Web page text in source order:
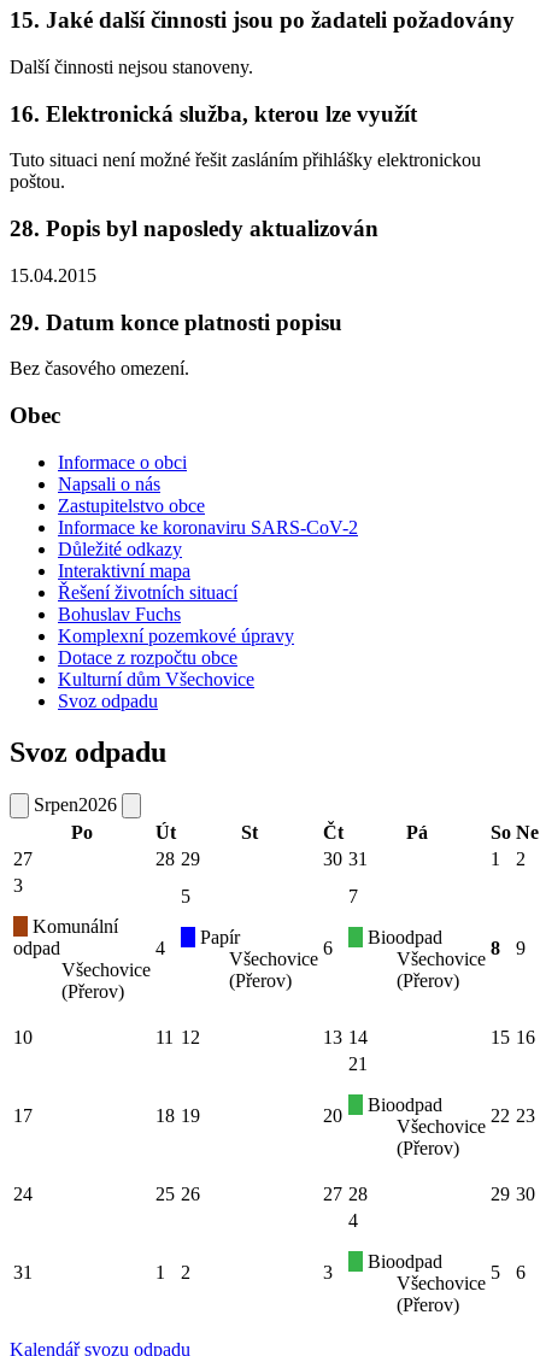
15. Jaké další činnosti jsou po žadateli požadovány
Další činnosti nejsou stanoveny.
16. Elektronická služba, kterou lze využít
Tuto situaci není možné řešit zasláním přihlášky elektronickou
poštou.
28. Popis byl naposledy aktualizován
15.04.2015
29. Datum konce platnosti popisu
Bez časového omezení.
Obec
Informace o obci
Napsali o nás
Zastupitelstvo obce
Informace ke koronaviru SARS-CoV-2
Důležité odkazy
Interaktivní mapa
Řešení životních situací
Bohuslav Fuchs
Komplexní pozemkové úpravy
Dotace z rozpočtu obce
Kulturní dům Všechovice
Svoz odpadu
Svoz odpadu
Srpen2026
Po
Út St Čt Pá So Ne
27
28 29 30 31 1
2
3
Komunální
odpad
Všechovice
(Přerov)
4
5
Papír
Všechovice
(Přerov)
6
7
Bioodpad
Všechovice
(Přerov)
8 9
10 11 12 13 14 15 16
17 18 19 20
21
Bioodpad
Všechovice
(Přerov)
22 23
24 25 26 27 28 29 30
31 1 2 3
4
Bioodpad
Všechovice
(Přerov)
5 6
Kalendář svozu odpadu